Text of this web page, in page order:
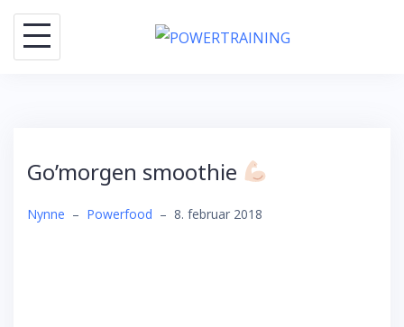
Skip
content
Go’morgen smoothie
Nynne – Powerfood – 8. februar 2018